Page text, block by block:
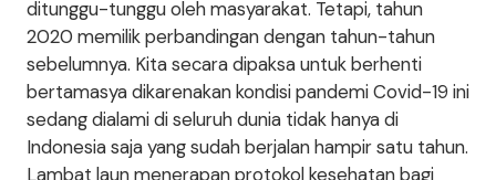
ditunggu-tunggu oleh masyarakat. Tetapi, tahun
2020 memilik perbandingan dengan tahun-tahun
sebelumnya. Kita secara dipaksa untuk berhenti
bertamasya dikarenakan kondisi pandemi Covid-19 ini
sedang dialami di seluruh dunia tidak hanya di
Indonesia saja yang sudah berjalan hampir satu tahun.
Lambat laun menerapan protokol kesehatan bagi